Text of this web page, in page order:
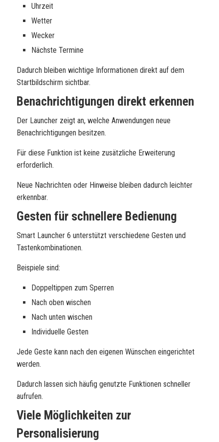
Uhrzeit
Wetter
Wecker
Nächste Termine
Dadurch bleiben wichtige Informationen direkt auf dem
Startbildschirm sichtbar.
Benachrichtigungen direkt erkennen
Der Launcher zeigt an, welche Anwendungen neue
Benachrichtigungen besitzen.
Für diese Funktion ist keine zusätzliche Erweiterung
erforderlich.
Neue Nachrichten oder Hinweise bleiben dadurch leichter
erkennbar.
Gesten für schnellere Bedienung
Smart Launcher 6 unterstützt verschiedene Gesten und
Tastenkombinationen.
Beispiele sind:
Doppeltippen zum Sperren
Nach oben wischen
Nach unten wischen
Individuelle Gesten
Jede Geste kann nach den eigenen Wünschen eingerichtet
werden.
Dadurch lassen sich häufig genutzte Funktionen schneller
aufrufen.
Viele Möglichkeiten zur
Personalisierung